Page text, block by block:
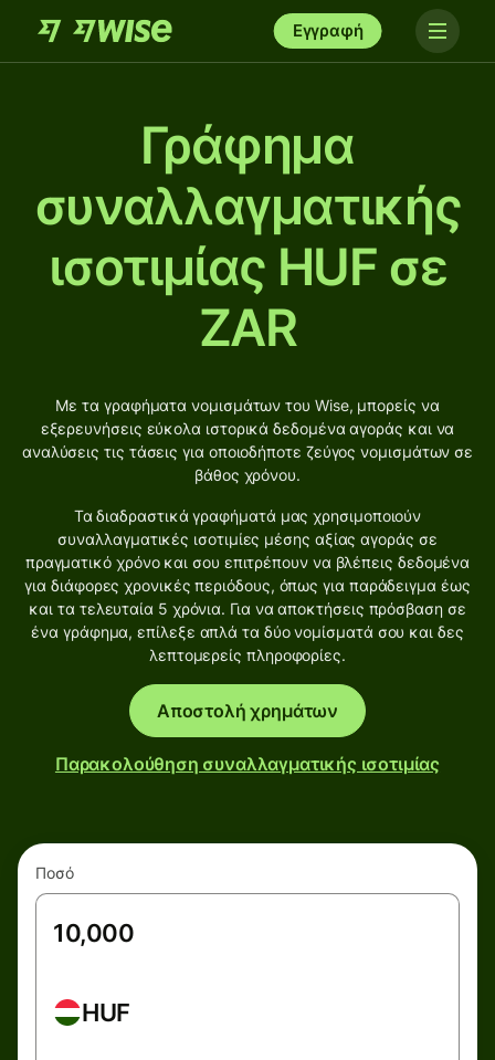
Εγγραφή
Γράφημα
συναλλαγματικής
ισοτιμίας HUF σε
ZAR
Με τα γραφήματα νομισμάτων του Wise, μπορείς να
εξερευνήσεις εύκολα ιστορικά δεδομένα αγοράς και να
αναλύσεις τις τάσεις για οποιοδήποτε ζεύγος νομισμάτων σε
βάθος χρόνου.
Τα διαδραστικά γραφήματά μας χρησιμοποιούν
συναλλαγματικές ισοτιμίες μέσης αξίας αγοράς σε
πραγματικό χρόνο και σου επιτρέπουν να βλέπεις δεδομένα
για διάφορες χρονικές περιόδους, όπως για παράδειγμα έως
και τα τελευταία 5 χρόνια. Για να αποκτήσεις πρόσβαση σε
ένα γράφημα, επίλεξε απλά τα δύο νομίσματά σου και δες
λεπτομερείς πληροφορίες.
Αποστολή χρημάτων
Παρακολούθηση συναλλαγματικής ισοτιμίας
Ποσό
HUF